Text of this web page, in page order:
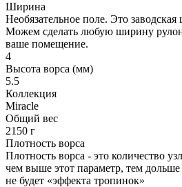
Ширина
Необязательное поле. Это
Можем сделать любую ширину
ваше помещение.
4
Высота ворса (мм)
5.5
Коллекция
Miracle
Общий вес
2150 г
Плотность ворса
Плотность ворса - это количество
чем выше этот параметр, тем
не будет «эффекта тропинок»